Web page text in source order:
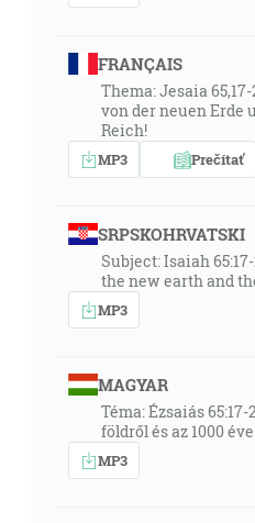
FRANÇAIS
Thema: Jesaia
von der neuen Erde
Reich!
MP3 Prečítať
SRPSKOHRVATSKI
Subject: Isaiah
the new earth and
MP3
MAGYAR
Téma: Ézsaiás
földről és az 1000
MP3